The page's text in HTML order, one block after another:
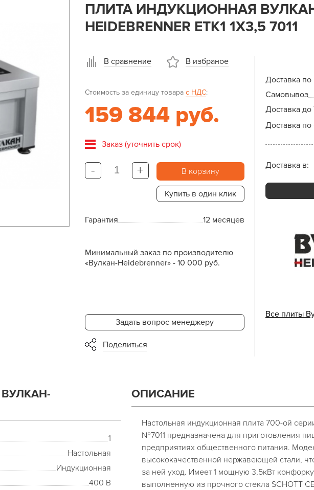
ПЛИТА ИНДУКЦИОННАЯ
HEIDEBRENNER ETK1 1Х3,5 7011
В сравнение В избраное
Стоимость за единицу товара с НДС:
159 844 руб.
Заказ (уточнить срок)
- + В корзину
Купить в один клик
Гарантия 12 месяцев
Минимальный заказ по производителю
«Вулкан-Heidebrenner» - 10 000 руб.
Задать вопрос менеджеру
Поделиться
Доставка
Самовывоз
Доставка до
Доставка по
Доставка в:
Все плиты
1
Настольная
Индукционная
400 В
ОПИСАНИЕ
Настольная индукционная плита 700-ой
№7011 предназначена для приготовления
предприятиях общественного питания.
высококачественной нержавеющей стали,
за ней уход. Имеет 1 мощную 3,5кВт
выполненную из прочного стекла SCHOTT